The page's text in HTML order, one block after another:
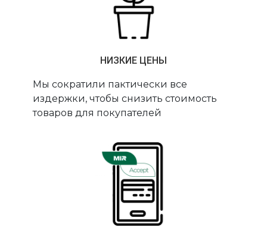
НИЗКИЕ ЦЕНЫ
Мы сократили пактически все
издержки, чтобы снизить стоимость
товаров для покупателей